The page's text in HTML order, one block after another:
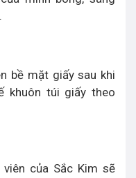
bề mặt giấy sau khi
khuôn túi giấy theo
viên của Sắc Kim sẽ